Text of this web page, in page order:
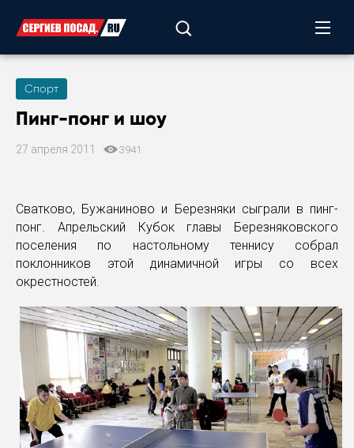
Спорт
Пинг-понг и шоу
27 апреля 2011 3941
Сватково, Бужаниново и Березняки сыграли в пинг-
понг. Апрельский Кубок главы Березняковского
поселения по настольному теннису собрал
поклонников этой динамичной игры со всех
окрестностей.